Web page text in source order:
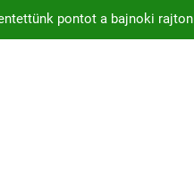
pontot a bajnoki rajton
játékos lépett pályára Érden
a MOL Magyar Kupában